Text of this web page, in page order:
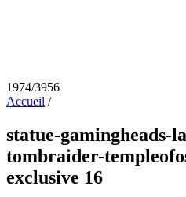
1974/3956
Accueil /
statue-gamingheads-
tombraider-
exclusive 16